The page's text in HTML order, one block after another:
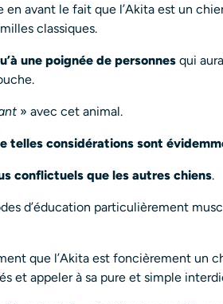
avant le fait que l’Akita est un
classiques.
une poignée de personnes qui
» avec cet animal.
telles considérations sont
conflictuels que les autres chiens.
d’éducation particulièrement
que l’Akita est foncièrement un
et appeler à sa pure et simple